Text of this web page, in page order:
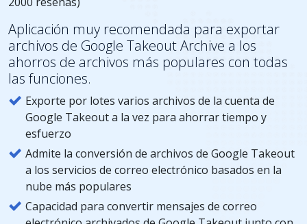
Aplicación muy recomendada para exportar
archivos de Google Takeout Archive a los
ahorros de archivos más populares con todas
las funciones.
Exporte por lotes varios archivos de la cuenta de
Google Takeout a la vez para ahorrar tiempo y
esfuerzo
Admite la conversión de archivos de Google Takeout
a los servicios de correo electrónico basados ​​en la
nube más populares
Capacidad para convertir mensajes de correo